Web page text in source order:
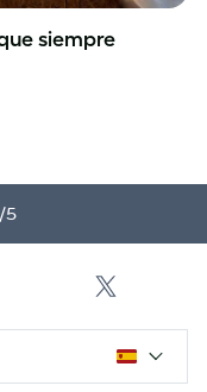
siempre
5